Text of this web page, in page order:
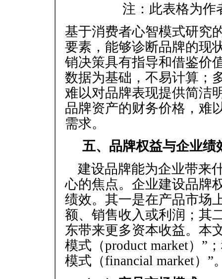
注：此表格为作
基于消费者心智模式研究
要素，能够诊断品牌的现
销决策具有指导和借鉴价
数据为基础，不易计算；
难以对品牌表现提供简洁
品牌资产的财务价格，难
需求。
五、品牌权益与企业绩
建设品牌能为企业带来
心的焦点。企业建设品牌
绩效。其一是在产品市场
额、销售收入或利润；其
东带来更多资本收益。本
模式（product market）”
模式（financial market）”